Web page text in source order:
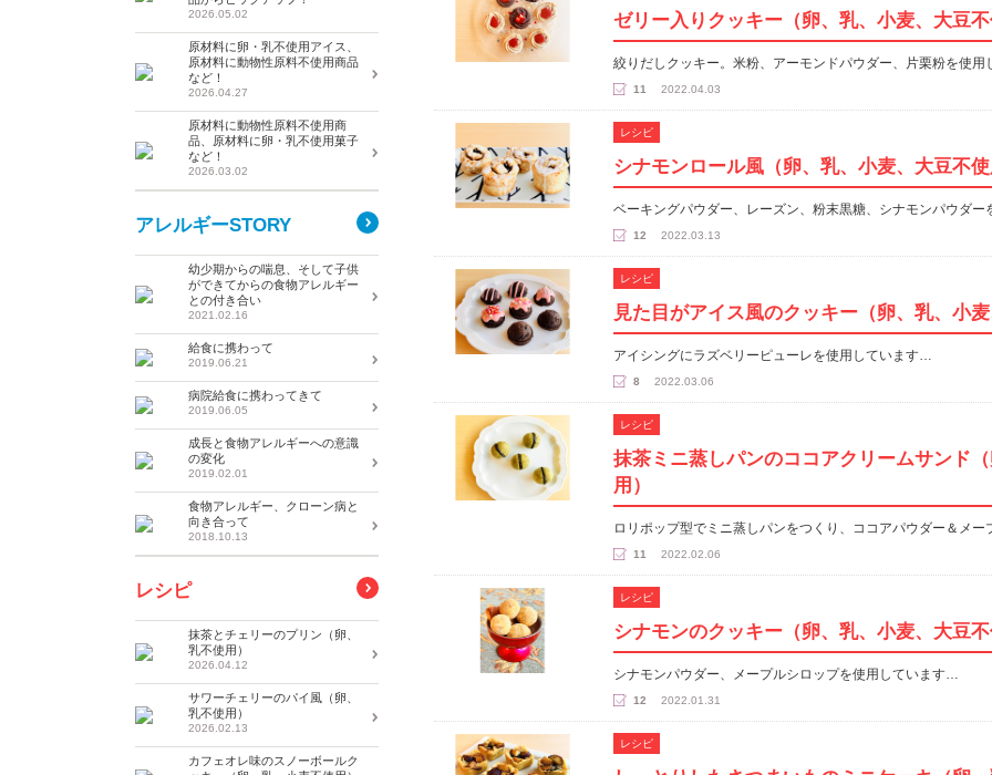
ゼリー入りクッキー（卵、乳、小麦、大豆不
絞りだしクッキー。米粉、アーモンドパウダー、片栗粉を使用
11 2022.04.03
レシピ
シナモンロール風（卵、乳、小麦、大豆不使
ベーキングパウダー、レーズン、粉末黒糖、シナモンパウダー
12 2022.03.13
レシピ
見た目がアイス風のクッキー（卵、乳、小
アイシングにラズベリーピューレを使用しています…
8 2022.03.06
レシピ
抹茶ミニ蒸しパンのココアクリームサンド
用）
ロリポップ型でミニ蒸しパンをつくり、ココアパウダー＆メ
11 2022.02.06
レシピ
シナモンのクッキー（卵、乳、小麦、大豆不
シナモンパウダー、メープルシロップを使用しています…
12 2022.01.31
レシピ
2026.05.02
原材料に卵・乳不使用アイス、
原材料に動物性原料不使用商品
など！
2026.04.27
原材料に動物性原料不使用商
品、原材料に卵・乳不使用菓子
など！
2026.03.02
アレルギーSTORY
幼少期からの喘息、そして子供
ができてからの食物アレルギー
との付き合い
2021.02.16
給食に携わって
2019.06.21
病院給食に携わってきて
2019.06.05
成長と食物アレルギーへの意識
の変化
2019.02.01
食物アレルギー、クローン病と
向き合って
2018.10.13
レシピ
抹茶とチェリーのプリン（卵、
乳不使用）
2026.04.12
サワーチェリーのパイ風（卵、
乳不使用）
2026.02.13
カフェオレ味のスノーボールク